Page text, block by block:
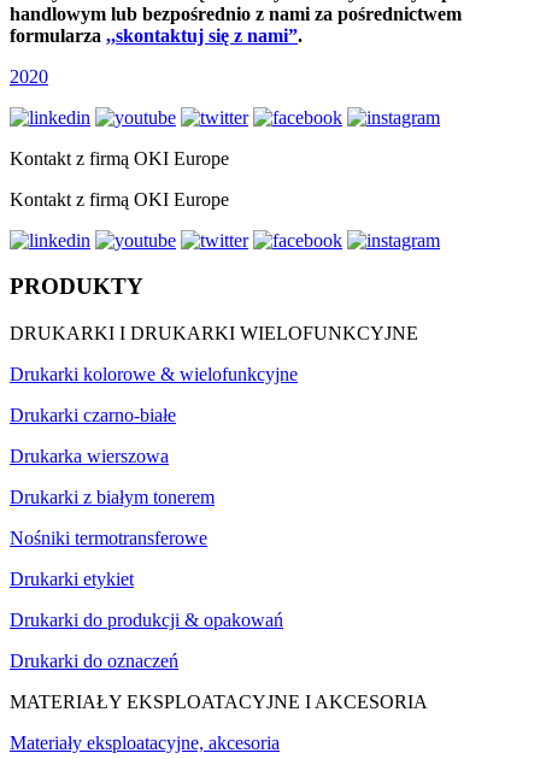
handlowym lub bezpośrednio z nami za pośrednictwem
formularza ,,skontaktuj się z nami”.
2020
Kontakt z firmą OKI Europe
Kontakt z firmą OKI Europe
PRODUKTY
DRUKARKI I DRUKARKI WIELOFUNKCYJNE
Drukarki kolorowe & wielofunkcyjne
Drukarki czarno-białe
Drukarka wierszowa
Drukarki z białym tonerem
Nośniki termotransferowe
Drukarki etykiet
Drukarki do produkcji & opakowań
Drukarki do oznaczeń
MATERIAŁY EKSPLOATACYJNE I AKCESORIA
Materiały eksploatacyjne, akcesoria